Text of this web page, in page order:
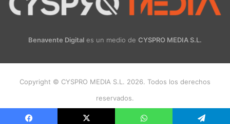
Benavente Digital es un medio de CYSPRO MEDIA S.L.
Copyright © CYSPRO MEDIA S.L. 2026. Todos los derechos
reservados.